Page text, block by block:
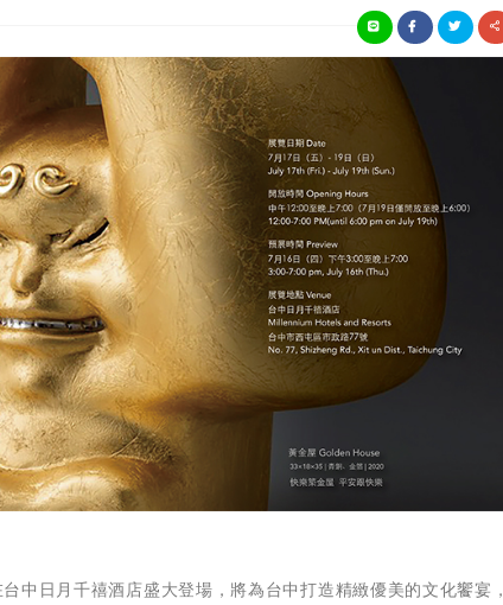
日月千禧酒店盛大登場，將為台中打造精緻優美的文化饗宴，